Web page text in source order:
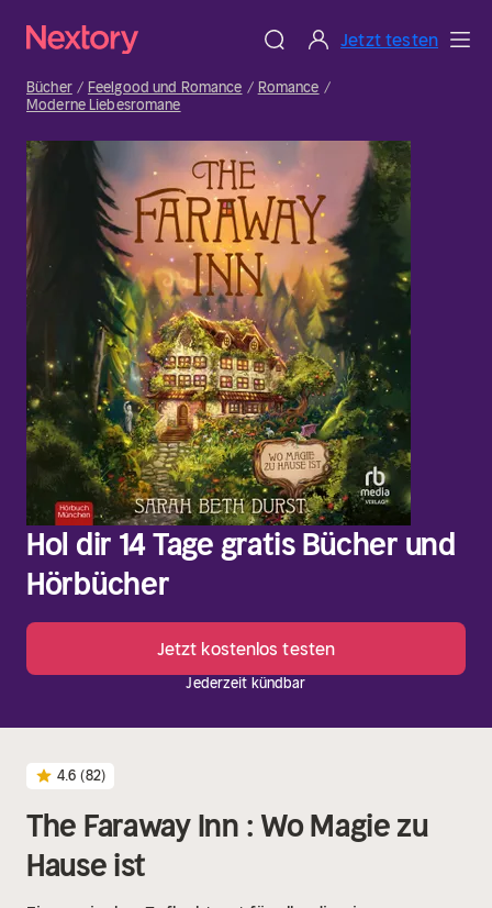
Jetzt testen
Bücher Feelgood und Romance
Romance
Moderne Liebesromane
Hol dir 14 Tage gratis Bücher und
Hörbücher
Jetzt kostenlos testen
Jederzeit kündbar
4.6 (82)
The Faraway Inn : Wo Magie zu
Hause ist